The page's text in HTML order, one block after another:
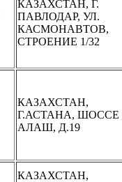
КАЗАХСТАН, Г.
ПАВЛОДАР, УЛ.
КАСМОНАВТОВ,
СТРОЕНИЕ 1/32
КАЗАХСТАН,
Г.АСТАНА, ШОССЕ
АЛАШ, Д.19
КАЗАХСТАН,